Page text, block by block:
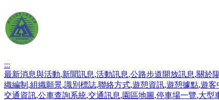
:::
最新消息與活動,新聞訊息,活動訊息,公路步道開放訊息,關於
織編制 ,組織願景,識別標誌,聯絡方式,遊憩資訊,遊憩據點,遊客
交通資訊,公車查詢系統,交通訊息,園區地圖 ,停車場一覽,大型